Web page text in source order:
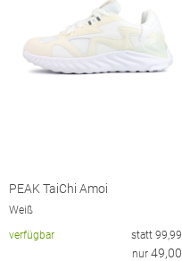
PEAK TaiChi Amoi
Weiß
verfügbar
statt 99,99
nur 49,00